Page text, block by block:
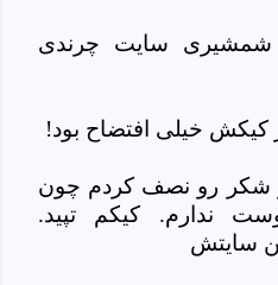
این شمشیری سایت چرندی
مقدار شکر رو نصف کردم چون
ندارم. کیکم تپید.
سایتش